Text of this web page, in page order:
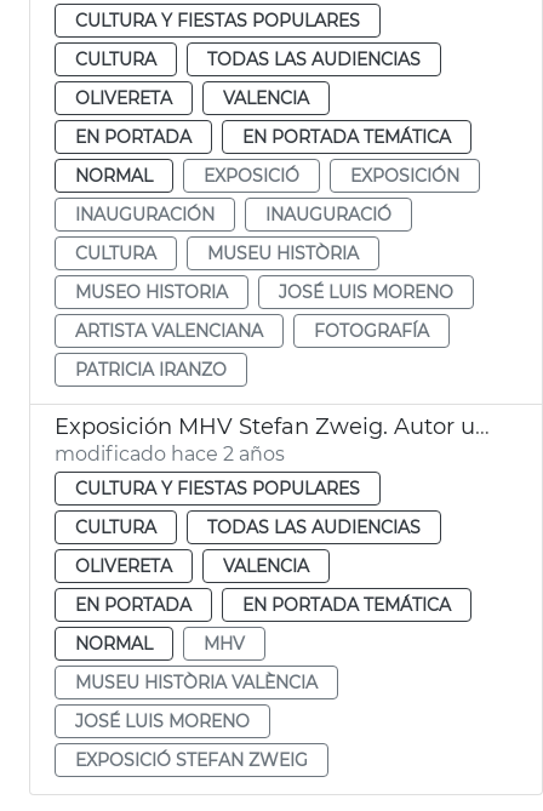
CULTURA Y FIESTAS POPULARES
CULTURA
TODAS LAS AUDIENCIAS
OLIVERETA
VALENCIA
EN PORTADA
EN PORTADA TEMÁTICA
NORMAL
EXPOSICIÓ
EXPOSICIÓN
INAUGURACIÓN
INAUGURACIÓ
CULTURA
MUSEU HISTÒRIA
MUSEO HISTORIA
JOSÉ LUIS MORENO
ARTISTA VALENCIANA
FOTOGRAFÍA
PATRICIA IRANZO
Exposición MHV Stefan Zweig. Autor universal
modificado hace 2 años
CULTURA Y FIESTAS POPULARES
CULTURA
TODAS LAS AUDIENCIAS
OLIVERETA
VALENCIA
EN PORTADA
EN PORTADA TEMÁTICA
NORMAL
MHV
MUSEU HISTÒRIA VALÈNCIA
JOSÉ LUIS MORENO
EXPOSICIÓ STEFAN ZWEIG